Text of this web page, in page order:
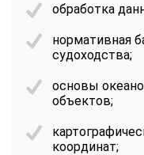
обработка
нормативная
судоходства;
основы
объектов;
координат;